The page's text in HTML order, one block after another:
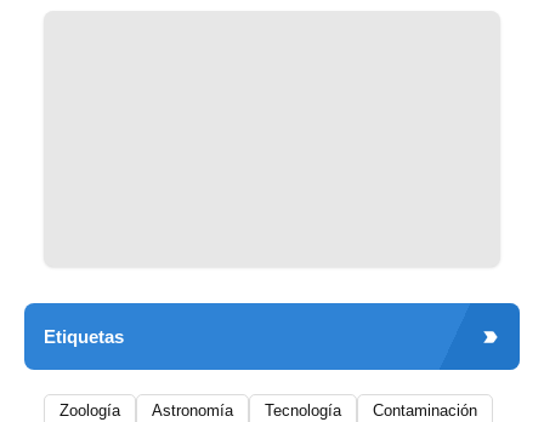
Etiquetas
Zoología Astronomía Tecnología
Contaminación